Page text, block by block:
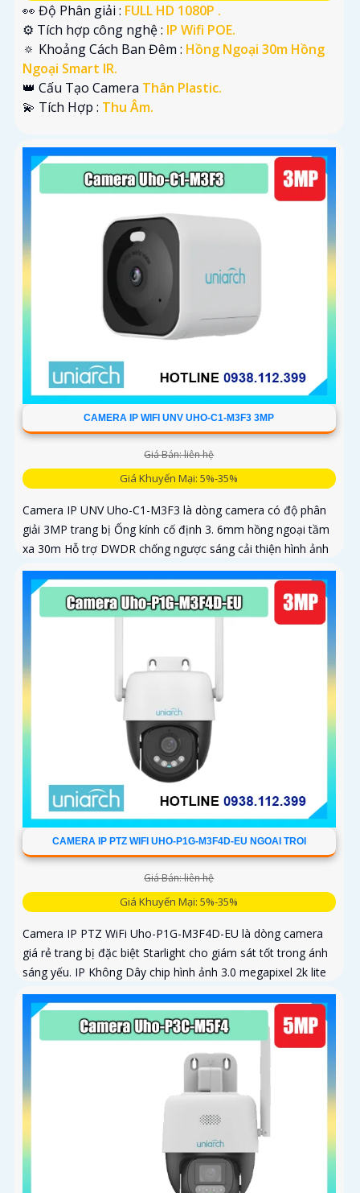
👀 Độ Phân giải : FULL HD 1080P .
⚙ Tích hợp công nghệ : IP Wifi POE.
🔅 Khoảng Cách Ban Đêm : Hồng Ngoại 30m Hồng
Ngoại Smart IR.
👑 Cấu Tạo Camera Thân Plastic.
️💫 Tích Hợp : Thu Âm.
CAMERA IP WIFI UNV UHO-C1-M3F3 3MP
Giá Bán: liên hệ
Giá Khuyến Mại: 5%-35%
Camera IP UNV Uho-C1-M3F3 là dòng camera có độ phân
giải 3MP trang bị Ống kính cố định 3. 6mm hồng ngoại tầm
xa 30m Hỗ trợ DWDR chống ngược sáng cải thiện hình ảnh
CAMERA IP PTZ WIFI UHO-P1G-M3F4D-EU NGOAI TROI
Giá Bán: liên hệ
Giá Khuyến Mại: 5%-35%
Camera IP PTZ WiFi Uho-P1G-M3F4D-EU là dòng camera
giá rẻ trang bị đặc biệt Starlight cho giám sát tốt trong ánh
sáng yếu. IP Không Dây chip hình ảnh 3.0 megapixel 2k lite